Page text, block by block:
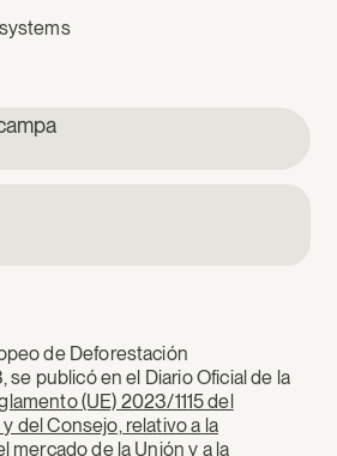
de Deforestación
se publicó en el Diario Oficial de la
(UE) 2023/1115 del
del Consejo, relativo a la
mercado de la Unión y a la